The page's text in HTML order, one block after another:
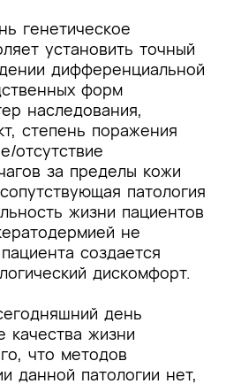
генетическое
установить точный
дифференциальной
форм
наследования,
степень поражения
отсутствие
за пределы кожи
патология
жизни пациентов
не
создается
дискомфорт.
день
качества жизни
что методов
данной патологии нет,